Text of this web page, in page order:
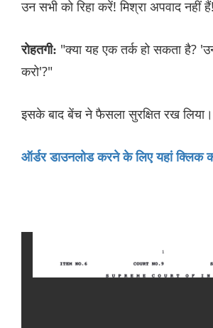
उन सभी को रिहा करें! मिश्रा अपवाद नहीं
रोहतगी: "क्या यह एक तर्क हो सकता है?
करो'?"
इसके बाद बेंच ने फैसला सुरक्षित रख लिया।
ऑर्डर डाउनलोड करने के लिए यहां क्लिक